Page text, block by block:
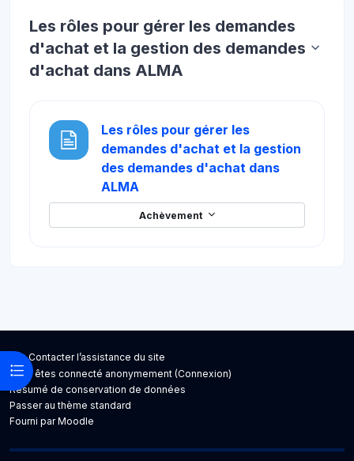
Ouvrir l’index du cours
Les rôles pour gérer les demandes
d'achat et la gestion des demandes
d'achat dans ALMA
Les rôles pour gérer les
demandes d'achat et la gestion
des demandes d'achat dans
ALMA
Achèvement
Contacter l’assistance du site
Vous êtes connecté anonymement (Connexion)
Résumé de conservation de données
Passer au thème standard
Fourni parMoodle